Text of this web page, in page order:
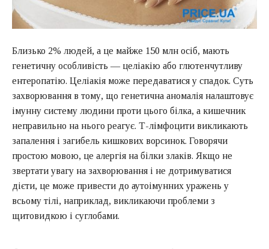
Близько 2% людей, а це майже 150 млн осіб, мають
генетичну особливість — целіакію або глютенчутливу
ентеропатію. Целіакія може передаватися у спадок. Суть
захворювання в тому, що генетична аномалія налаштовує
імунну систему людини проти цього білка, а кишечник
неправильно на нього реагує. Т-лімфоцити викликають
запалення і загибель кишкових ворсинок. Говорячи
простою мовою, це алергія на білки злаків. Якщо не
звертати увагу на захворювання і не дотримуватися
дієти, це може привести до аутоімунних уражень у
всьому тілі, наприклад, викликаючи проблеми з
щитовидкою і суглобами.